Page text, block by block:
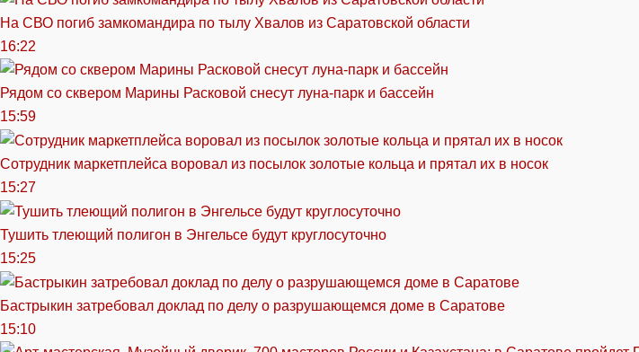
На СВО погиб замкомандира по тылу Хвалов из Саратовской области
16:22
Рядом со сквером Марины Расковой снесут луна-парк и бассейн
15:59
Сотрудник маркетплейса воровал из посылок золотые кольца и прятал их в носок
15:27
Тушить тлеющий полигон в Энгельсе будут круглосуточно
15:25
Бастрыкин затребовал доклад по делу о разрушающемся доме в Саратове
15:10